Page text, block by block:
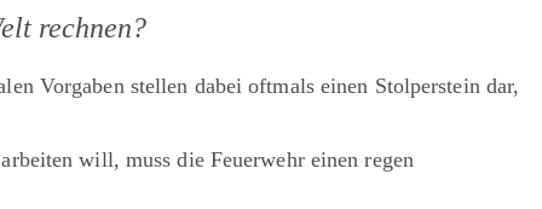
rechnen?
Vorgaben stellen dabei oftmals einen Stolperstein dar,
will, muss die Feuerwehr einen regen